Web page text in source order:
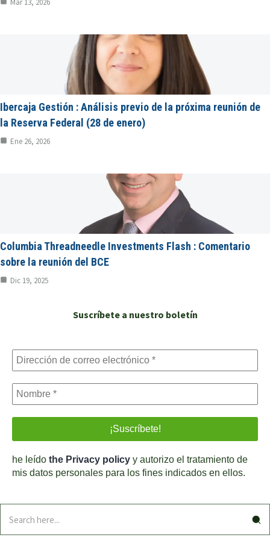
Mar 13, 2026
Ibercaja Gestión : Análisis previo de la próxima reunión de
la Reserva Federal (28 de enero)
Ene 26, 2026
Columbia Threadneedle Investments Flash : Comentario
sobre la reunión del BCE
Dic 19, 2025
Suscríbete a nuestro boletín
he leído the Privacy policy y autorizo el tratamiento de
mis datos personales para los fines indicados en ellos.